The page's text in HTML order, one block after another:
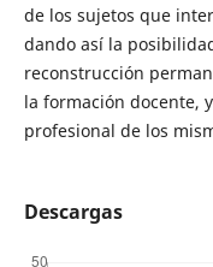
de los sujetos que
dando así la
reconstrucción
la formación docente,
profesional de los
Descargas